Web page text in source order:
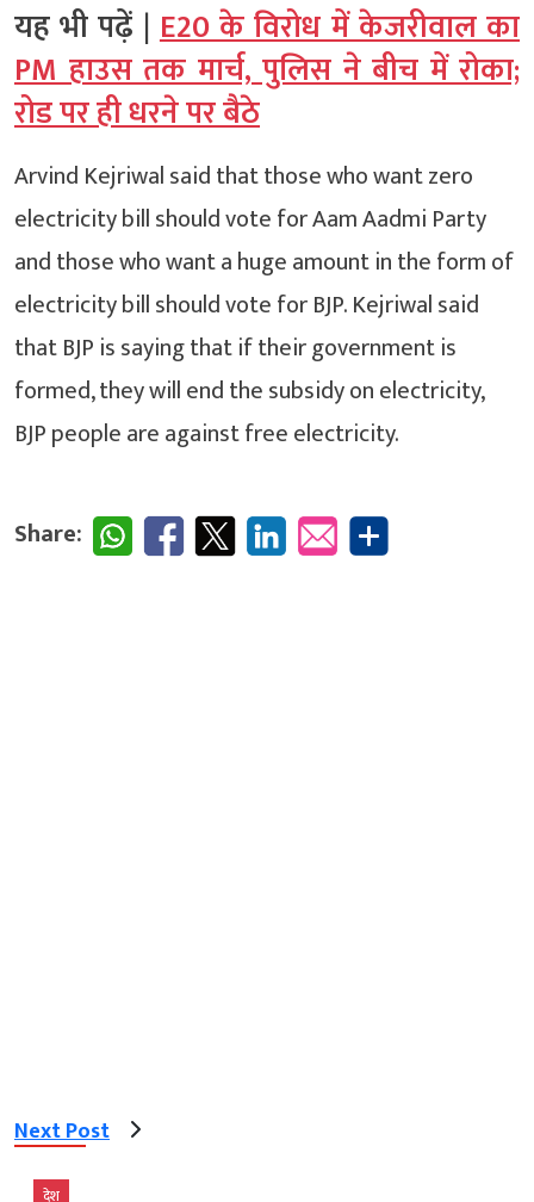
यह भी पढ़ें | E20 के विरोध में केजरीवाल का
PM हाउस तक मार्च, पुलिस ने बीच में रोका;
रोड पर ही धरने पर बैठे
Arvind Kejriwal said that those who want zero
electricity bill should vote for Aam Aadmi Party
and those who want a huge amount in the form of
electricity bill should vote for BJP.Kejriwal said
that BJP is saying that if their government is
formed, they will end the subsidy on electricity,
BJP people are against free electricity.
Share:
Next Post
देश